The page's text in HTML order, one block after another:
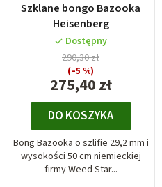
Szklane bongo Bazooka
Heisenberg
Dostępny
275,40 zł
290,30 zł
(–5 %)
DO KOSZYKA
Bong Bazooka o szlifie 29,2 mm i
wysokości 50 cm niemieckiej
firmy Weed Star...